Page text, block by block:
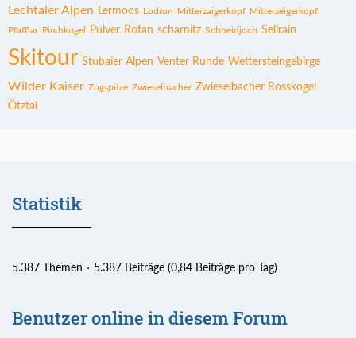
Lechtaler Alpen Lermoos Lodron Mitterzaigerkopf Mitterzeigerkopf
Pfafflar Pirchkogel Pulver Rofan scharnitz Schneidjoch Sellrain
Skitour Stubaier Alpen Venter Runde Wettersteingebirge
Wilder Kaiser Zugspitze Zwieselbacher Zwieselbacher Rosskogel
Ötztal
Statistik
5.387 Themen 5.387 Beiträge (0,84 Beiträge pro Tag)
Benutzer online in diesem Forum